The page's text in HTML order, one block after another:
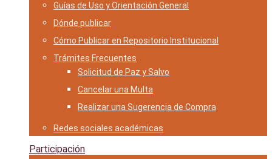
Guías de Uso y Orientación General
Dónde publicar
Cómo Publicar en Repositorio Institucional
Trámites Frecuentes
Solicitud de Paz y Salvo
Cancelar una Multa
Realizar una Sugerencia de Compra
Redes sociales académicas
Participación